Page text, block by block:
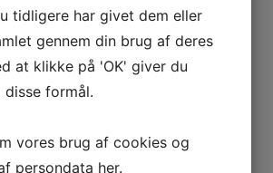
A
↑
C
Produktdatablad
pålidelige
fedtfilter holdes
dit køkken friskt
tidligere har givet dem eller
gennem din brug af deres
at klikke på 'OK' giver du
formål.
vores brug af cookies og
persondata her.